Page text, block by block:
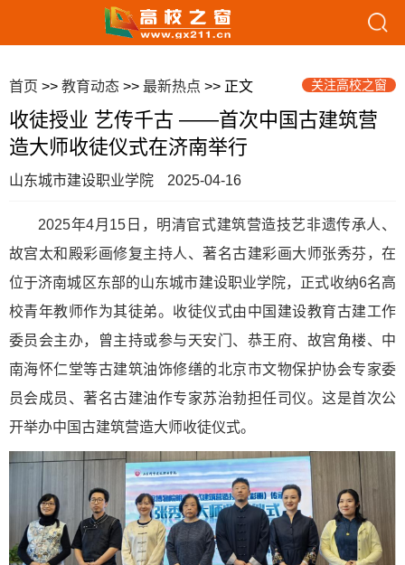
首页 >> 教育动态 >> 最新热点 >> 正文 关注高校之窗
收徒授业 艺传千古 ——首次中国古建筑营
造大师收徒仪式在济南举行
山东城市建设职业学院 2025-04-16
2025年4月15日，明清官式建筑营造技艺非遗传承人、
故宫太和殿彩画修复主持人、著名古建彩画大师张秀芬，在
位于济南城区东部的山东城市建设职业学院，正式收纳6名高
校青年教师作为其徒弟。收徒仪式由中国建设教育古建工作
委员会主办，曾主持或参与天安门、恭王府、故宫角楼、中
南海怀仁堂等古建筑油饰修缮的北京市文物保护协会专家委
员会成员、著名古建油作专家苏治勃担任司仪。这是首次公
开举办中国古建筑营造大师收徒仪式。